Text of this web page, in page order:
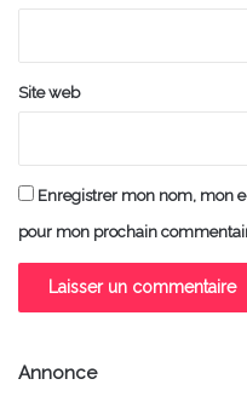
Site web
Enregistrer mon nom, mon
pour mon prochain
Annonce